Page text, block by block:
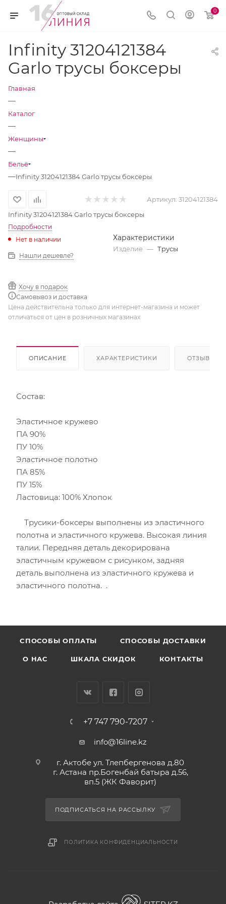
0
Infinity 31204121384
Garlo трусы боксеры
Главная
—
Каталог
—
Женщины
—
Бельё
—Infinity 31204121384 Garlo трусы боксеры
Артикул: 31204121384
Infinity 31204121384 Garlo трусы боксеры
Подробности
Нет в наличии
Нашли дешевле?
Хочу в подарок
Самовывоз и доставка
Характеристики
Изделие — Трусы
Цена действительна только для интернет-магазина и может
отличаться от цен в розничных магазинах
ОПИСАНИЕ ХАРАКТЕРИСТИКИ ОТЗЫВЫ
Состав:
Эластичное кружево
ПА 90%
ПУ 10%
Эластичное полотно
ПА 85%
ПУ 15%
Ластовица: 100% Хлопок
Трусики-боксеры выполнены из эластичного
полотна и эластичного кружева. Высокая линия
талии. Передняя деталь декорирована
эластичным кружевом с рисунком, задняя
деталь выполнена из эластичного кружева и
эластичного полотна. .
CПОСОБЫ ОПЛАТЫ СПОСОБЫ ДОСТАВКИ
О НАС ШКАЛА СКИДОК КОНТАКТЫ
+7 747 790-7207
info@16line.kz
г. Актобе ул. Тлепбергенова д.80
г. Астана пр.Богенбай батыра д.56,
вп.5 (ЖК Фаворит)
ПОДПИСАТЬСЯ НА РАССЫЛКУ
ПОЛИТИКА КОНФИДЕНЦИАЛЬНОСТИ